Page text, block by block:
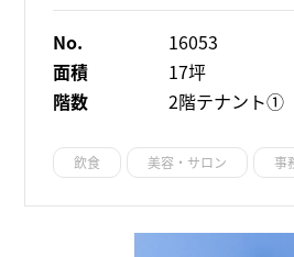
No.
16053
面積
17坪
階数
2階テナント①
飲食 美容・サロン 事